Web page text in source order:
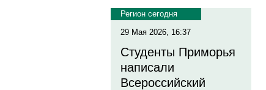
Регион сегодня
29 Мая 2026, 16:37
Студенты Приморья
написали
Всероссийский